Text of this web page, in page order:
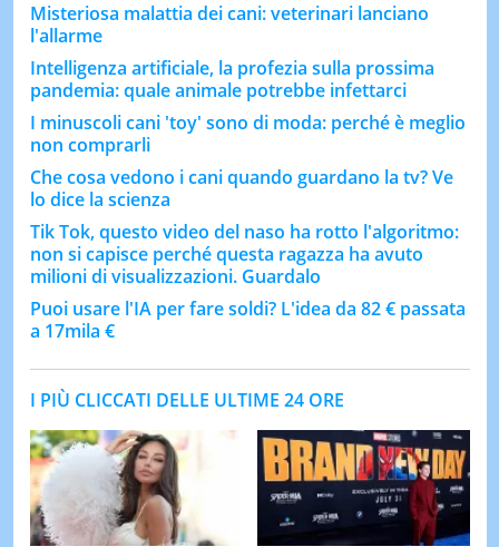
Misteriosa malattia dei cani: veterinari lanciano
l'allarme
Intelligenza artificiale, la profezia sulla prossima
pandemia: quale animale potrebbe infettarci
I minuscoli cani 'toy' sono di moda: perché è meglio
non comprarli
Che cosa vedono i cani quando guardano la tv? Ve
lo dice la scienza
Tik Tok, questo video del naso ha rotto l'algoritmo:
non si capisce perché questa ragazza ha avuto
milioni di visualizzazioni. Guardalo
Puoi usare l'IA per fare soldi? L'idea da 82 € passata
a 17mila €
I PIÙ CLICCATI DELLE ULTIME 24 ORE